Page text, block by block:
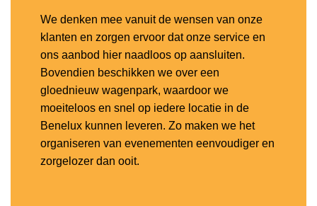
We denken mee vanuit de wensen van onze
klanten en zorgen ervoor dat onze service en
ons aanbod hier naadloos op aansluiten.
Bovendien beschikken we over een
gloednieuw wagenpark, waardoor we
moeiteloos en snel op iedere locatie in de
Benelux kunnen leveren. Zo maken we het
organiseren van evenementen eenvoudiger en
zorgelozer dan ooit.